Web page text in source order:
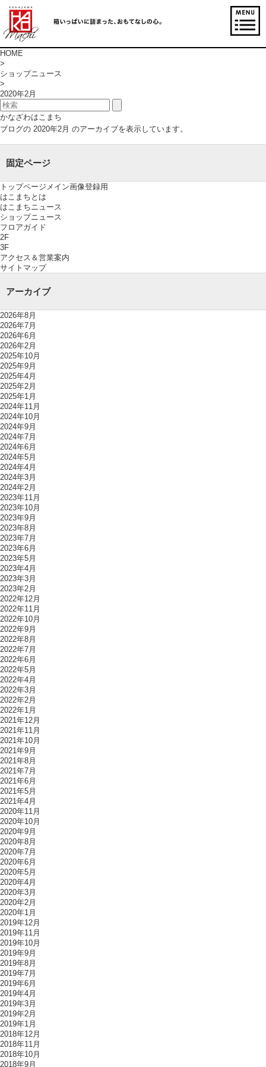
HOME
>
ショップニュース
>
2020年2月
かなざわはこまち
ブログの 2020年2月 のアーカイブを表示しています。
固定ページ
トップページメイン画像登録用
はこまちとは
はこまちニュース
ショップニュース
フロアガイド
2F
3F
アクセス＆営業案内
サイトマップ
アーカイブ
2026年8月
2026年7月
2026年6月
2026年2月
2025年10月
2025年9月
2025年4月
2025年2月
2025年1月
2024年11月
2024年10月
2024年9月
2024年7月
2024年6月
2024年5月
2024年4月
2024年3月
2024年2月
2023年11月
2023年10月
2023年9月
2023年8月
2023年7月
2023年6月
2023年5月
2023年4月
2023年3月
2023年2月
2022年12月
2022年11月
2022年10月
2022年9月
2022年8月
2022年7月
2022年6月
2022年5月
2022年4月
2022年3月
2022年2月
2022年1月
2021年12月
2021年11月
2021年10月
2021年9月
2021年8月
2021年7月
2021年6月
2021年5月
2021年4月
2020年11月
2020年10月
2020年9月
2020年8月
2020年7月
2020年6月
2020年5月
2020年4月
2020年3月
2020年2月
2020年1月
2019年12月
2019年11月
2019年10月
2019年9月
2019年8月
2019年7月
2019年6月
2019年4月
2019年3月
2019年2月
2019年1月
2018年12月
2018年11月
2018年10月
2018年9月